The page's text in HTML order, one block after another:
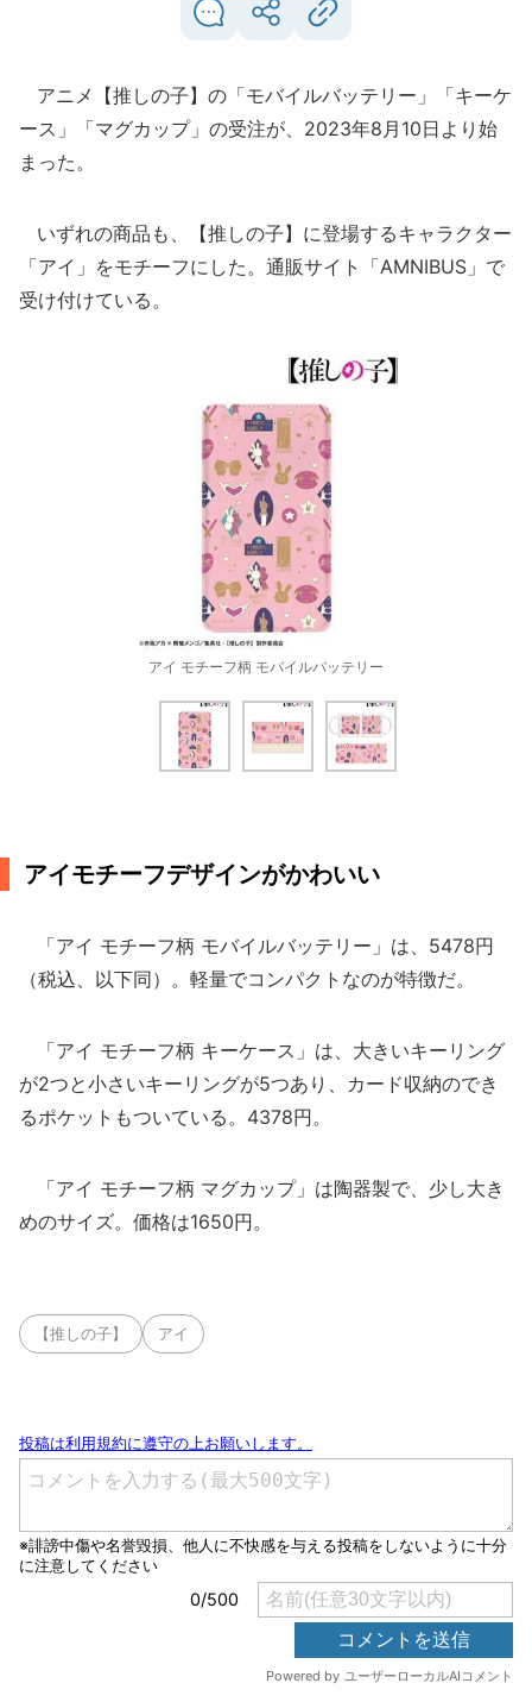
アニメ【推しの子】の「モバイルバッテリー」「キーケ
ース」「マグカップ」の受注が、2023年8月10日より始
まった。
いずれの商品も、【推しの子】に登場するキャラクター
「アイ」をモチーフにした。通販サイト「AMNIBUS」で
受け付けている。
アイ モチーフ柄 モバイルバッテリー
アイモチーフデザインがかわいい
「アイ モチーフ柄 モバイルバッテリー」は、5478円
（税込、以下同）。軽量でコンパクトなのが特徴だ。
「アイ モチーフ柄 キーケース」は、大きいキーリング
が2つと小さいキーリングが5つあり、カード収納のでき
るポケットもついている。4378円。
「アイ モチーフ柄 マグカップ」は陶器製で、少し大き
めのサイズ。価格は1650円。
【推しの子】 アイ